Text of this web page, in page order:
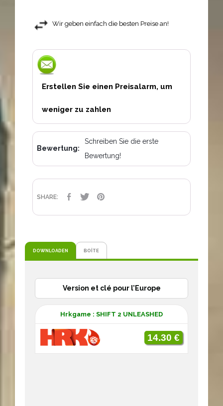
Wir geben einfach die besten Preise an!
Erstellen Sie einen Preisalarm, um
weniger zu zahlen
Bewertung:
Schreiben Sie die erste
Bewertung!
SHARE: TEILENTWEET
DOWNLOADEN BOÎTE
Version et clé pour l’Europe
Hrkgame : SHIFT 2 UNLEASHED
14.30 €